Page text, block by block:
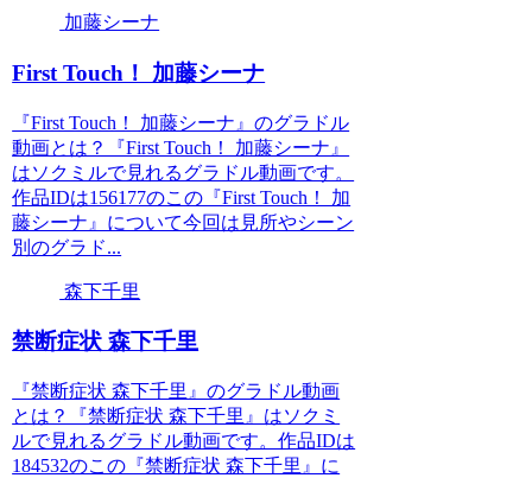
加藤シーナ
First Touch！ 加藤シーナ
『First Touch！ 加藤シーナ』のグラドル
動画とは？『First Touch！ 加藤シーナ』
はソクミルで見れるグラドル動画です。
作品IDは156177のこの『First Touch！ 加
藤シーナ』について今回は見所やシーン
別のグラド...
森下千里
禁断症状 森下千里
『禁断症状 森下千里』のグラドル動画
とは？『禁断症状 森下千里』はソクミ
ルで見れるグラドル動画です。作品IDは
184532のこの『禁断症状 森下千里』に